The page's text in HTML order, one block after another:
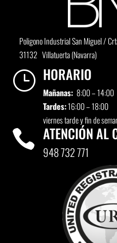
Poligono Industrial San Miguel /
31132 Villatuerta (Navarra)
} HORARIO
Mañanas: 8:00 – 14:00
Tardes:16:00 – 18:00
viernes tarde y fin de
 ATENCIÓN AL
948 732 771